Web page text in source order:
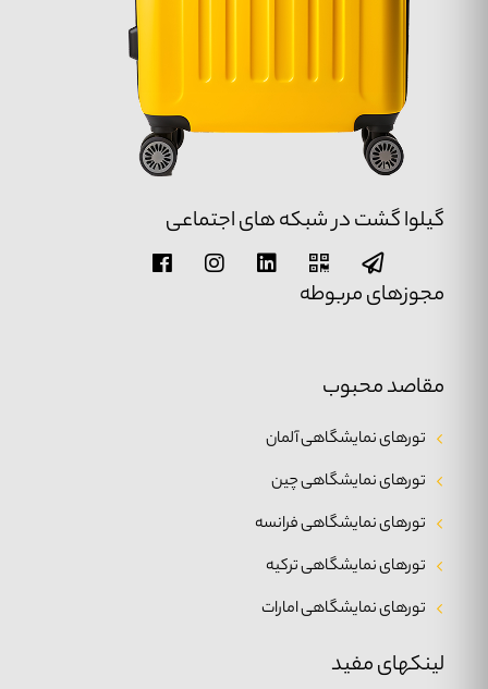
لینکهای مفید
مقاصد محبوب
تورهای نمایشگاهی آلمان
تورهای نمایشگاهی چین
تورهای نمایشگاهی فرانسه
تورهای نمایشگاهی ترکیه
تورهای نمایشگاهی امارات
گیلوا گشت در شبکه های اجتماعی
مجوزهای مربوطه